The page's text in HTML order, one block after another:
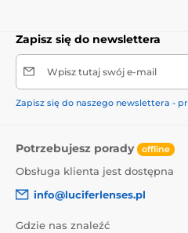
Zapisz się do newslettera
Wpisz tutaj swój e-mail
Zapisz się do naszego newslettera -
Potrzebujesz porady offline
Obsługa klienta jest dostępna
info@luciferlenses.pl
Gdzie nas znaleźć